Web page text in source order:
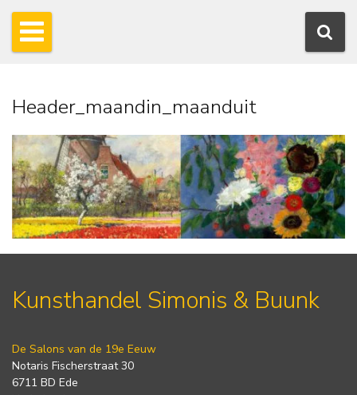
Header_maandin_maanduit
Kunsthandel Simonis & Buunk
De Salons van de 19e Eeuw
Notaris Fischerstraat 30
6711 BD Ede